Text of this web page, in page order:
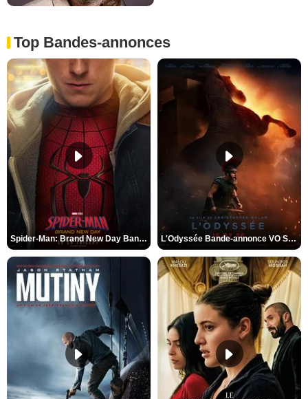
Top Bandes-annonces
Spider-Man: Brand New Day Bande-annonce VO STFR L'Odyssée Bande-annonce VO STFR